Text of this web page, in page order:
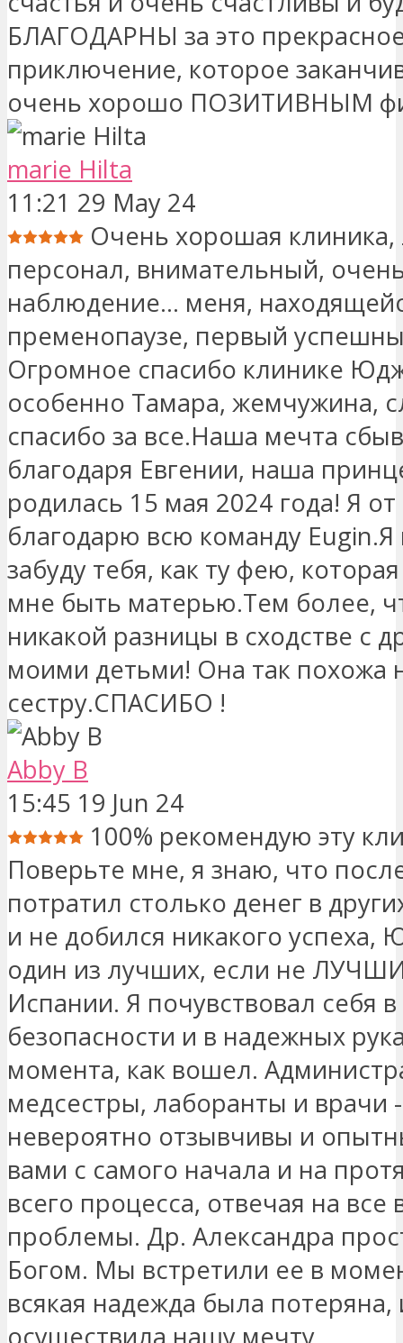
БЛАГОДАРНЫ за это
приключение, которое
очень хорошо ПОЗИТИВНЫМ
marie Hilta
11:21 29 May 24
Очень хорошая
персонал, внимательный,
наблюдение... меня,
пременопаузе, первый
Огромное спасибо клинике
особенно Тамара, жемчужина,
спасибо за все.Наша мечта
благодаря Евгении, наша
родилась 15 мая 2024 года! Я
благодарю всю команду Eugin.Я
забуду тебя, как ту фею,
мне быть матерью.Тем более,
никакой разницы в сходстве с
моими детьми! Она так похожа
сестру.СПАСИБО !
Abby B
15:45 19 Jun 24
100% рекомендую эту
Поверьте мне, я знаю, что
потратил столько денег в
и не добился никакого успеха,
один из лучших, если не
Испании. Я почувствовал себя в
безопасности и в надежных
момента, как вошел.
медсестры, лаборанты и врачи
невероятно отзывчивы и
вами с самого начала и на
всего процесса, отвечая на
проблемы. Др. Александра
Богом. Мы встретили ее в
всякая надежда была потеряна,
осуществила нашу мечту.